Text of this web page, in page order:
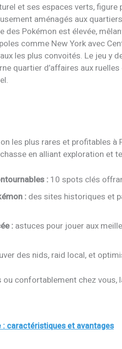
et ses espaces verts,
aménagés aux
des Pokémon est élevée,
comme New York avec
les plus convoités. Le jeu y
quartier d’affaires aux
les plus rares et profitables à
en alliant exploration et
: 10 spots clés
:des sites historiques et
:astuces pour jouer aux
des nids, raid local, et
ou confortablement chez
: caractéristiques et avantages